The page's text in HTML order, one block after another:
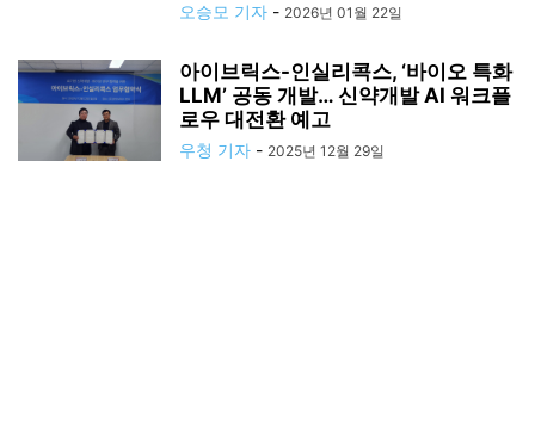
오승모 기자 - 2026년 01월 22일
아이브릭스-인실리콕스, ‘바이오 특화
LLM’ 공동 개발… 신약개발 AI 워크플
로우 대전환 예고
우청 기자 - 2025년 12월 29일